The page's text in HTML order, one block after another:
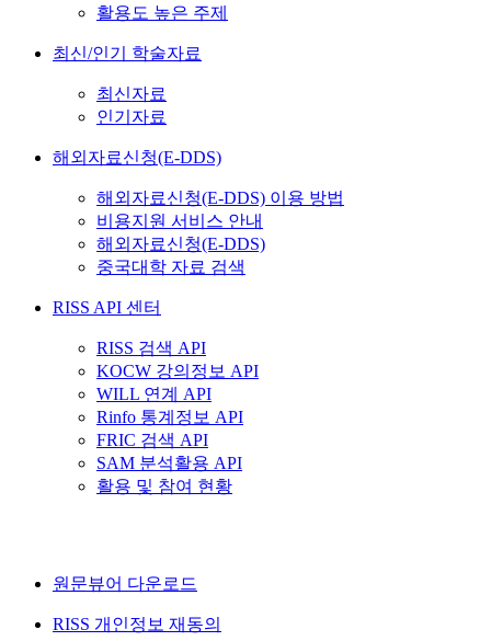
활용도 높은 주제
최신/인기 학술자료
최신자료
인기자료
해외자료신청(E-DDS)
해외자료신청(E-DDS) 이용 방법
비용지원 서비스 안내
해외자료신청(E-DDS)
중국대학 자료 검색
RISS API 센터
RISS 검색 API
KOCW 강의정보 API
WILL 연계 API
Rinfo 통계정보 API
FRIC 검색 API
SAM 분석활용 API
활용 및 참여 현황
원문뷰어 다운로드
RISS 개인정보 재동의